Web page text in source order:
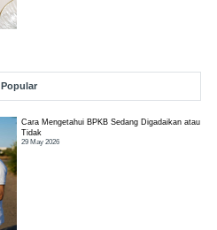
Popular
Cara Mengetahui BPKB Sedang Digadaikan atau
Tidak
29 May 2026